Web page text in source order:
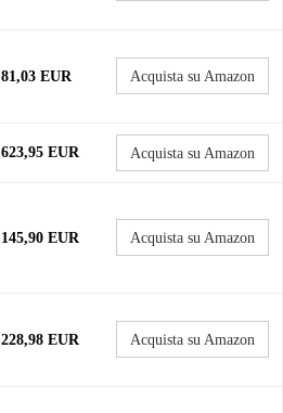
81,03 EUR Acquista su Amazon
623,95 EUR Acquista su Amazon
145,90 EUR Acquista su Amazon
228,98 EUR Acquista su Amazon